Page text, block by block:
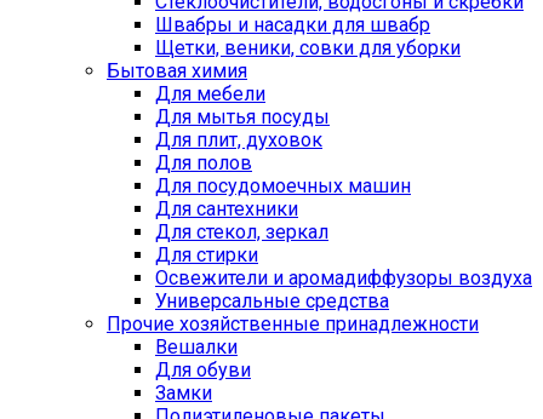
Швабры и насадки для швабр
Щетки, веники, совки для уборки
Бытовая химия
Для мебели
Для мытья посуды
Для плит, духовок
Для полов
Для посудомоечных машин
Для сантехники
Для стекол, зеркал
Для стирки
Освежители и аромадиффузоры воздуха
Универсальные средства
Прочие хозяйственные принадлежности
Вешалки
Для обуви
Замки